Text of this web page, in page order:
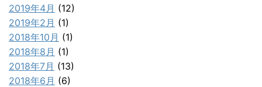
2019年4月 (12)
2019年2月 (1)
2018年10月 (1)
2018年8月 (1)
2018年7月 (13)
2018年6月 (6)